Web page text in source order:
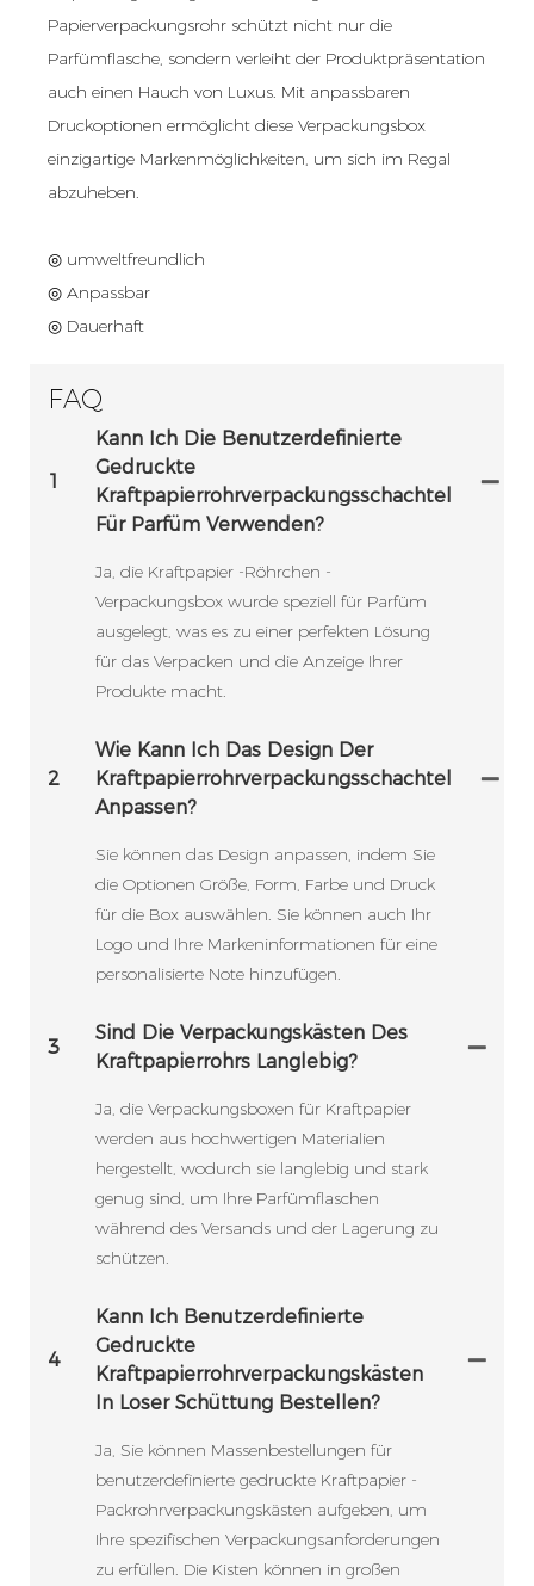
Papierverpackungsrohr schützt nicht nur die
Parfümflasche, sondern verleiht der Produktpräsentation
auch einen Hauch von Luxus. Mit anpassbaren
Druckoptionen ermöglicht diese Verpackungsbox
einzigartige Markenmöglichkeiten, um sich im Regal
abzuheben.
◎ umweltfreundlich
◎ Anpassbar
◎ Dauerhaft
FAQ
1
Kann Ich Die Benutzerdefinierte
Gedruckte
Kraftpapierrohrverpackungsschachtel
Für Parfüm Verwenden?
Ja, die Kraftpapier -Röhrchen -
Verpackungsbox wurde speziell für Parfüm
ausgelegt, was es zu einer perfekten Lösung
für das Verpacken und die Anzeige Ihrer
Produkte macht.
2
Wie Kann Ich Das Design Der
Kraftpapierrohrverpackungsschachtel
Anpassen?
Sie können das Design anpassen, indem Sie
die Optionen Größe, Form, Farbe und Druck
für die Box auswählen. Sie können auch Ihr
Logo und Ihre Markeninformationen für eine
personalisierte Note hinzufügen.
3
Sind Die Verpackungskästen Des
Kraftpapierrohrs Langlebig?
Ja, die Verpackungsboxen für Kraftpapier
werden aus hochwertigen Materialien
hergestellt, wodurch sie langlebig und stark
genug sind, um Ihre Parfümflaschen
während des Versands und der Lagerung zu
schützen.
4
Kann Ich Benutzerdefinierte
Gedruckte
Kraftpapierrohrverpackungskästen
In Loser Schüttung Bestellen?
Ja, Sie können Massenbestellungen für
benutzerdefinierte gedruckte Kraftpapier -
Packrohrverpackungskästen aufgeben, um
Ihre spezifischen Verpackungsanforderungen
zu erfüllen. Die Kisten können in großen